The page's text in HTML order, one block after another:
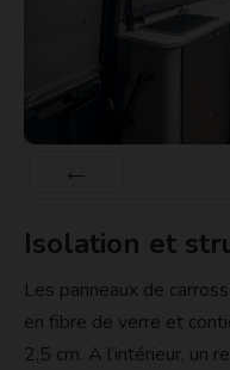
Isolation et
Les panneaux de
en fibre de verre et
2,5 cm. A l’intérieur, un